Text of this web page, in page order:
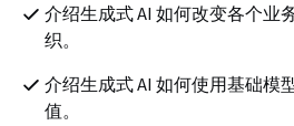
介绍生成式 AI 如何改变各个业
织。
介绍生成式 AI 如何使用基础模
值。